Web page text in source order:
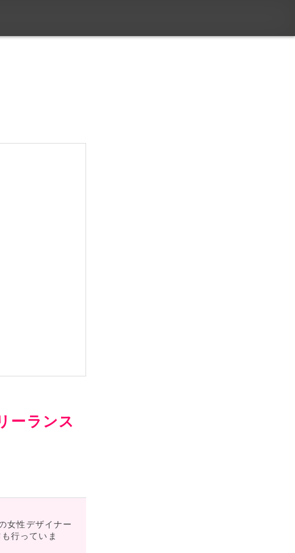
ーランス
女性デザイナー
行っていま